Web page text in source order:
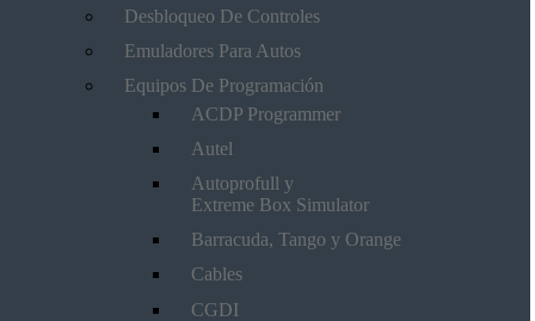
Desbloqueo De Controles
Emuladores Para Autos
Equipos De Programación
ACDP Programmer
Autel
Autoprofull y
Extreme Box Simulator
Barracuda, Tango y Orange
Cables
CGDI